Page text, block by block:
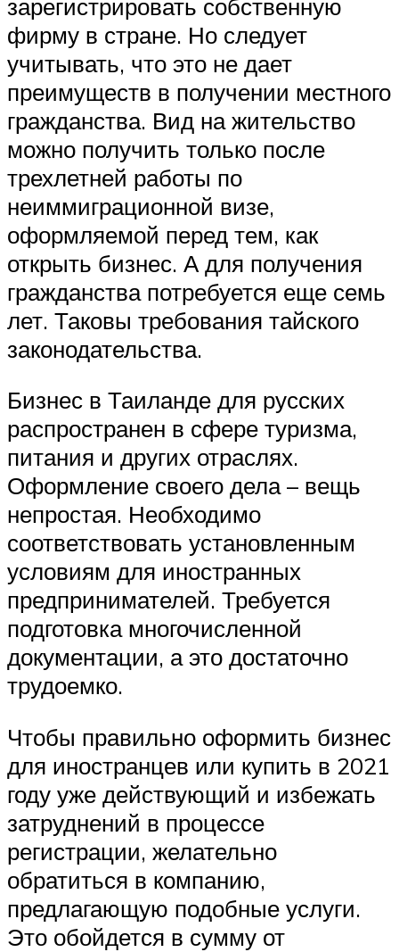
зарегистрировать собственную
фирму в стране. Но следует
учитывать, что это не дает
преимуществ в получении местного
гражданства. Вид на жительство
можно получить только после
трехлетней работы по
неиммиграционной визе,
оформляемой перед тем, как
открыть бизнес. А для получения
гражданства потребуется еще семь
лет. Таковы требования тайского
законодательства.
Бизнес в Таиланде для русских
распространен в сфере туризма,
питания и других отраслях.
Оформление своего дела – вещь
непростая. Необходимо
соответствовать установленным
условиям для иностранных
предпринимателей. Требуется
подготовка многочисленной
документации, а это достаточно
трудоемко.
Чтобы правильно оформить бизнес
для иностранцев или купить в 2021
году уже действующий и избежать
затруднений в процессе
регистрации, желательно
обратиться в компанию,
предлагающую подобные услуги.
Это обойдется в сумму от